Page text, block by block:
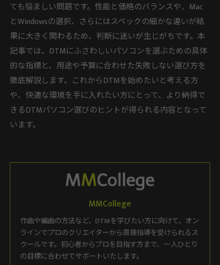
ても悩ましい問題です。性能と価格のバランスや、Mac
とWindowsの選択、さらにはスペックの細かな違いが結
果に大きく関わるため、判断に迷いが生じがちです。本
記事では、DTMにふさわしいパソコンを選ぶための具体
的な指標と、用途や予算に合わせた失敗しない選び方を
徹底解説します。これからDTMを始めたいと考える方
や、快適な環境を手に入れたい方にとって、より納得で
きるDTMパソコン選びのヒントが得られる内容となって
います。
MMCollege
作曲や編曲の方法など、DTMを学びたい方に向けて、オン
ラインでプロのクリエイターから直接指導を受けられるス
クールです。初心者からプロを目指す方まで、一人ひとり
の目標に合わせてサポートいたします。